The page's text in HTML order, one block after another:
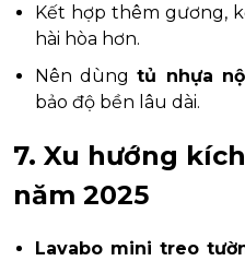
Kết hợp thêm gương,
hài hòa hơn.
Nên dùngtủ nhựa
bảo độ bền lâu dài.
7. Xu hướng
năm 2025
Lavabo mini treo